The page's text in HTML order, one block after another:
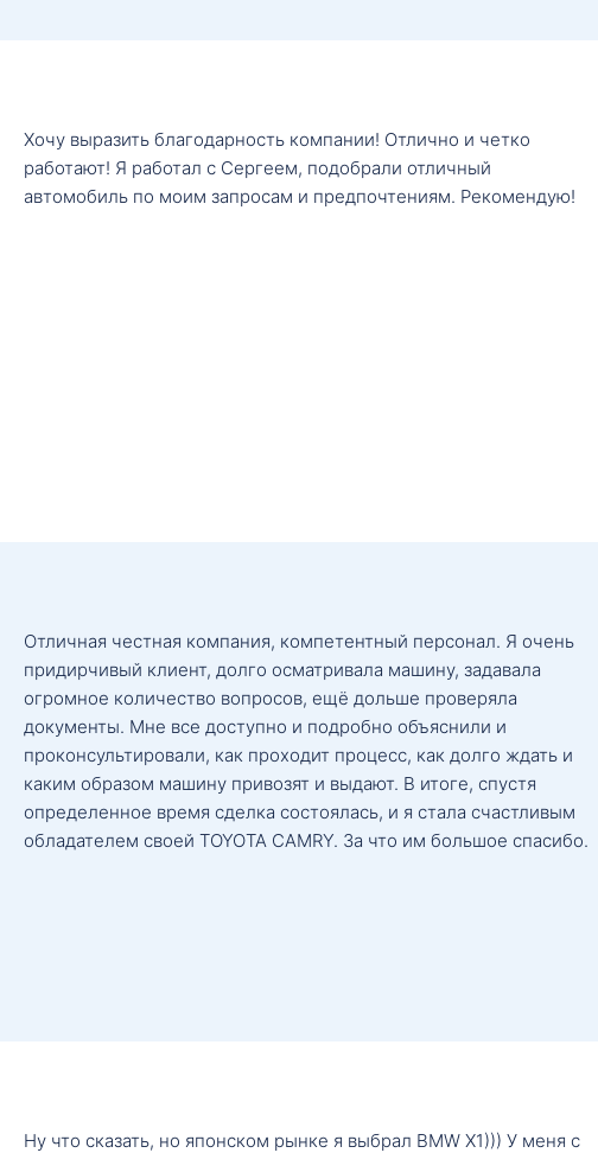
Хочу выразить благодарность компании! Отлично и четко
работают! Я работал с Сергеем, подобрали отличный
автомобиль по моим запросам и предпочтениям. Рекомендую!
Отличная честная компания, компетентный персонал. Я очень
придирчивый клиент, долго осматривала машину, задавала
огромное количество вопросов, ещё дольше проверяла
документы. Мне все доступно и подробно объяснили и
проконсультировали, как проходит процесс, как долго ждать и
каким образом машину привозят и выдают. В итоге, спустя
определенное время сделка состоялась, и я стала счастливым
обладателем своей TOYOTA CAMRY. За что им большое спасибо.
Ну что сказать, но японском рынке я выбрал BMW X1))) У меня с